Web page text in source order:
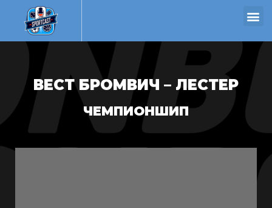
ВЕСТ БРОМВИЧ – ЛЕСТЕР
ЧЕМПИОНШИП